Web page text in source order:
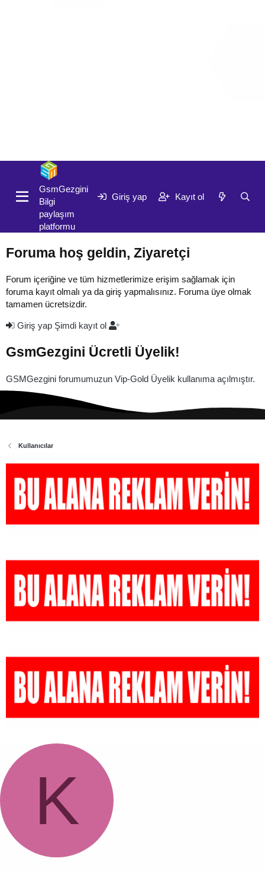
GsmGezgini
Bilgi
paylaşım
platformu
Giriş yap Kayıt ol
Foruma hoş geldin, Ziyaretçi
Forum içeriğine ve tüm hizmetlerimize erişim sağlamak için
foruma kayıt olmalı ya da giriş yapmalısınız. Foruma üye olmak
tamamen ücretsizdir.
Giriş yap Şimdi kayıt ol
GsmGezgini Ücretli Üyelik!
GSMGezgini forumumuzun Vip-Gold Üyelik kullanıma açılmıştır.
Kullanıcılar
K